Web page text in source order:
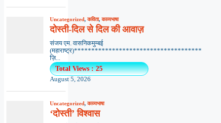
Uncategorized,कविता,काव्यभाषा
दोस्ती-दिल से दिल की आवाज़
संजय एम. वासनिकमुम्बई
(महाराष्ट्र)*************************************
ज़ि...
Total Views : 25
August 5, 2026
Uncategorized,काव्यभाषा
‘दोस्ती’ विश्वास